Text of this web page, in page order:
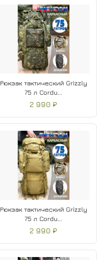
Рюкзак тактический Grizzly
75 л Cordu...
2 990 ₽
Рюкзак тактический Grizzly
75 л Cordu...
2 990 ₽